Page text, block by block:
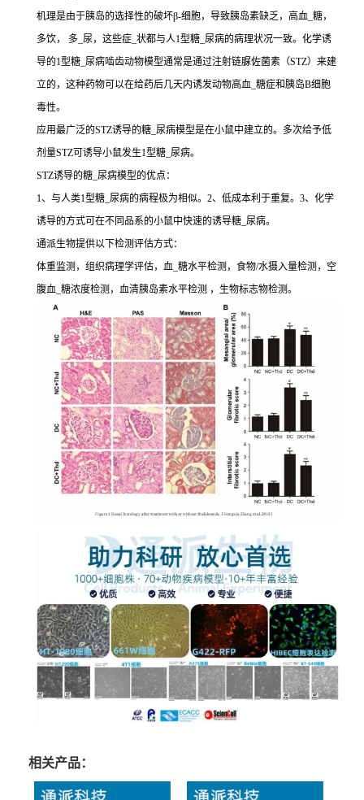
机理是由于胰岛的选择性的破坏β-细胞，导致胰岛素缺乏，高血_糖，
多饮， 多_尿，这些症_状都与人1型糖_尿病的病理状况一致。化学诱
导的1型糖_尿病啮齿动物模型通常是通过注射链脲佐菌素（STZ）来建
立的，这种药物可以在给药后几天内诱发动物高血_糖症和胰岛B细胞
毒性。
应用最广泛的STZ诱导的糖_尿病模型是在小鼠中建立的。多次给予低
剂量STZ可诱导小鼠发生1型糖_尿病。
STZ诱导的糖_尿病模型的优点：
1、与人类1型糖_尿病的病程极为相似。2、低成本利于重复。3、化学
诱导的方式可在不同品系的小鼠中快速的诱导糖_尿病。
通派生物提供以下检测评估方式：
体重监测，组织病理学评估，血_糖水平检测，食物/水摄入量检测，空
腹血_糖浓度检测，血清胰岛素水平检测 ，生物标志物检测。
相关产品：